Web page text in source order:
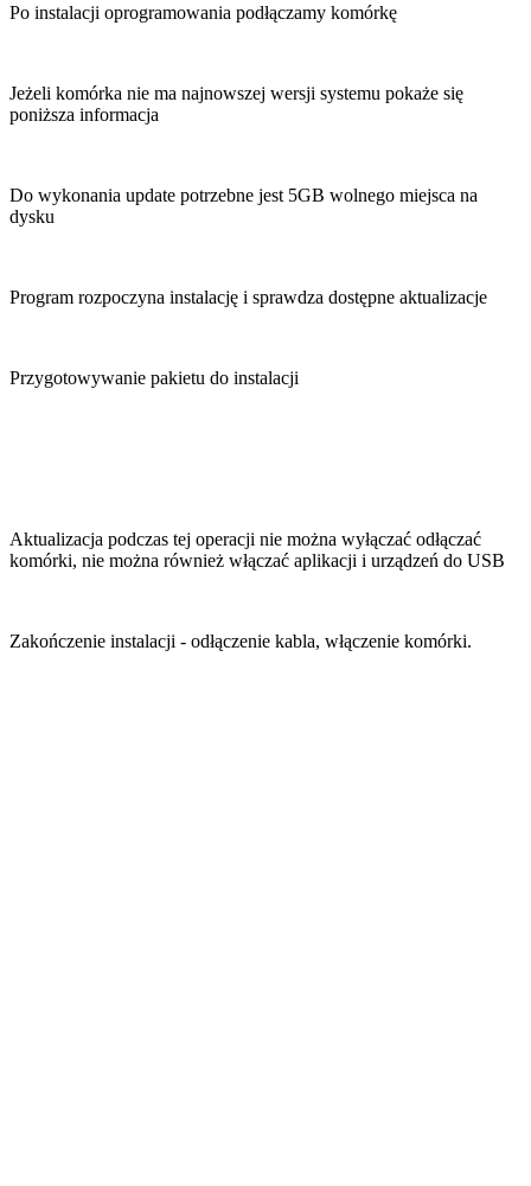
Po instalacji oprogramowania podłączamy komórkę
Jeżeli komórka nie ma najnowszej wersji systemu pokaże się
poniższa informacja
Do wykonania update potrzebne jest 5GB wolnego miejsca na
dysku
Program rozpoczyna instalację i sprawdza dostępne aktualizacje
Przygotowywanie pakietu do instalacji
Aktualizacja podczas tej operacji nie można wyłączać odłączać
komórki, nie można również włączać aplikacji i urządzeń do USB
Zakończenie instalacji - odłączenie kabla, włączenie komórki.